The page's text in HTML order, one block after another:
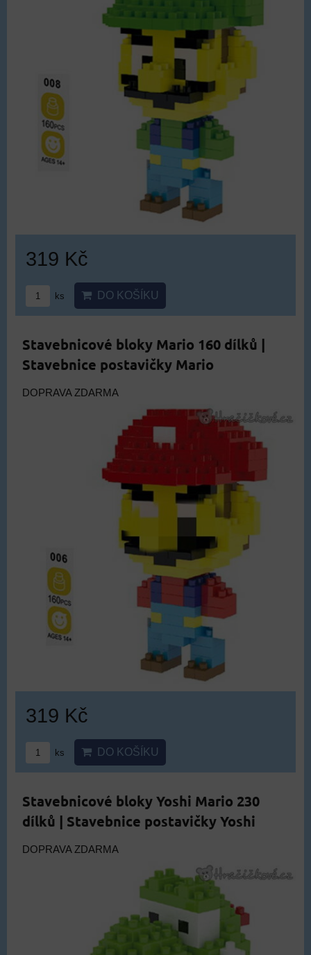
319 Kč
ks DO KOŠÍKU
Stavebnicové bloky Mario 160 dílků |
Stavebnice postavičky Mario
DOPRAVA ZDARMA
319 Kč
ks DO KOŠÍKU
Stavebnicové bloky Yoshi Mario 230
dílků | Stavebnice postavičky Yoshi
DOPRAVA ZDARMA